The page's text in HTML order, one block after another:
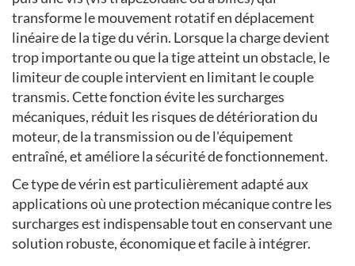
transforme le mouvement rotatif en déplacement
linéaire de la tige du vérin. Lorsque la charge devient
trop importante ou que la tige atteint un obstacle, le
limiteur de couple intervient en limitant le couple
transmis. Cette fonction évite les surcharges
mécaniques, réduit les risques de détérioration du
moteur, de la transmission ou de l'équipement
entraîné, et améliore la sécurité de fonctionnement.
Ce type de vérin est particulièrement adapté aux
applications où une protection mécanique contre les
surcharges est indispensable tout en conservant une
solution robuste, économique et facile à intégrer.